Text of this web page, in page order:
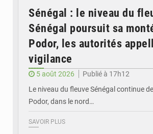
Sénégal : le niveau du
Sénégal poursuit sa
Podor, les autorités
vigilance
5 août 2026
Publié à 17h12
Le niveau du fleuve Sénégal continue
Podor, dans le nord…
SAVOIR PLUS